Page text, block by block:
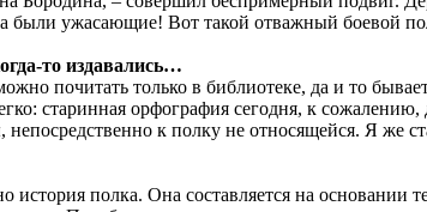
были ужасающие! Вот такой отважный боевой
то издавались…
почитать только в библиотеке, да и то
старинная орфография сегодня, к
к полку не относящейся. Я же
история полка. Она составляется на